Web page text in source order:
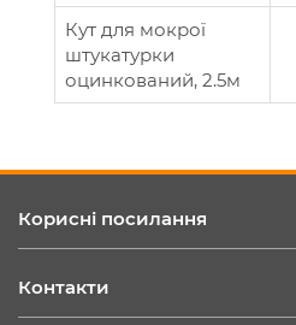
Кут для мокрої
штукатурки
оцинкований, 2.5м
Корисні посилання
Контакти